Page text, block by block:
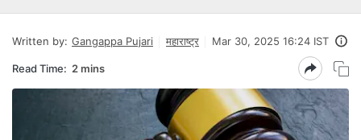
Written by: Gangappa Pujari महाराष्ट्र Mar 30, 2025 16:24 IST
Read Time: 2 mins